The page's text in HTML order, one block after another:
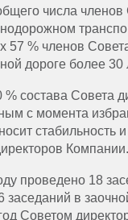
числа
57 % членов
дороге более 30
% состава Совета
с момента
стабильность
Компании.
проведено 18
заседаний в
Советом